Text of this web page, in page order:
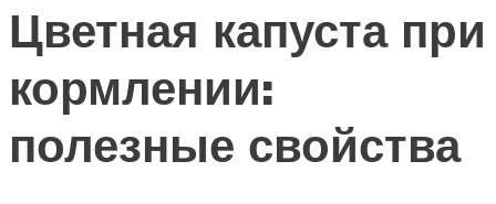
Цветная капуста при
кормлении:
полезные свойства